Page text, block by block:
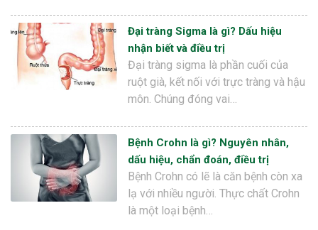
Đại tràng Sigma là gì? Dấu hiệu
nhận biết và điều trị
Đại tràng sigma là phần cuối của
ruột già, kết nối với trực tràng và hậu
môn. Chúng đóng vai…
Bệnh Crohn là gì? Nguyên nhân,
dấu hiệu, chẩn đoán, điều trị
Bệnh Crohn có lẽ là căn bệnh còn xa
lạ với nhiều người. Thực chất Crohn
là một loại bệnh…